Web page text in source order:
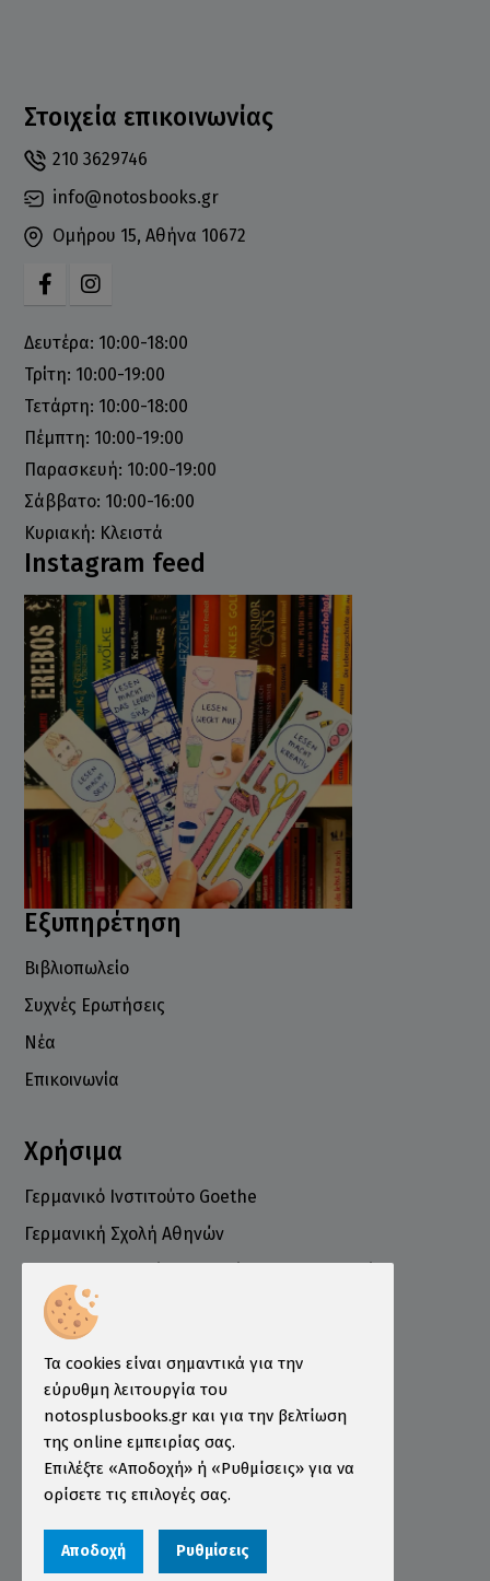
Στοιχεία επικοινωνίας
210 3629746
info@notosbooks.gr
Ομήρου 15, Αθήνα 10672
Δευτέρα: 10:00-18:00
Τρίτη: 10:00-19:00
Τετάρτη: 10:00-18:00
Πέμπτη: 10:00-19:00
Παρασκευή: 10:00-19:00
Σάββατο: 10:00-16:00
Κυριακή: Κλειστά
Instagram feed
Εξυπηρέτηση
Βιβλιοπωλείο
Συχνές Ερωτήσεις
Νέα
Επικοινωνία
Χρήσιμα
Γερμανικό Ινστιτούτο Goethe
Γερμανική Σχολή Αθηνών
Επιμελητήριο
Ινστιτούτο ÖSD Ελλάδας
Πληροφορίες
Τρόποι Παραγγελίας
Τρόποι Πληρωμής
Τρόποι Αποστολής
Όροι χρήσης
Τα cookies είναι σημαντικά για την
εύρυθμη λειτουργία του
notosplusbooks.gr και για την βελτίωση
της online εμπειρίας σας.
Επιλέξτε «Αποδοχή» ή «Ρυθμίσεις» για να
ορίσετε τις επιλογές σας.
Αποδοχή Ρυθμίσεις